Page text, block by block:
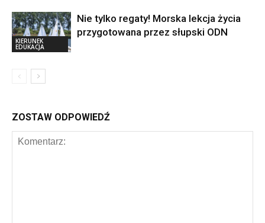
KIERUNEK
EDUKACJA
Nie tylko regaty! Morska lekcja życia
przygotowana przez słupski ODN
ZOSTAW ODPOWIEDŹ